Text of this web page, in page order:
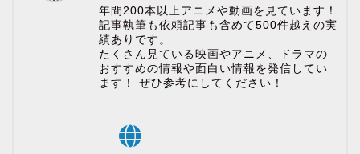
年間200本以上アニメや動画を見ています！
記事執筆も依頼記事も含めて500件越えの実
績ありです。
たくさん見ている映画やアニメ、ドラマの
おすすめの情報や面白い情報を発信してい
ます！ ぜひ参考にしてください！